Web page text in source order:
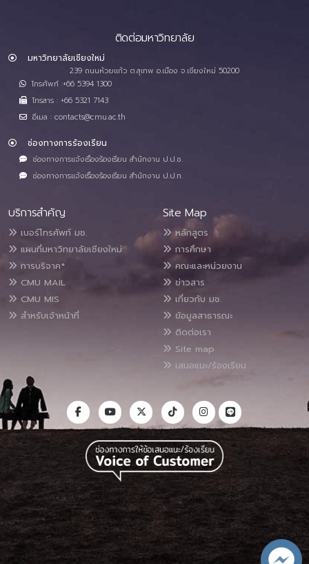
ติดต่อมหาวิทยาลัย
มหาวิทยาลัยเชียงใหม่
239 ถนนห้วยแก้ว ต.สุเทพ อ.เมือง จ.เชียงใหม่ 50200
โทรศัพท์ :+66 5394 1300
โทรสาร : +66 5321 7143
อีเมล : contacts@cmu.ac.th
ช่องทางการร้องเรียน
ช่องทางการแจ้งเรื่องร้องเรียน สำนักงาน ป.ป.ช.
ช่องทางการแจ้งเรื่องร้องเรียน สำนักงาน ป.ป.ท.
บริการสำคัญ
เบอร์โทรศัพท์ มช.
แผนที่มหาวิทยาลัยเชียงใหม่
การบริจาค*
CMU MAIL
CMU MIS
สำหรับเจ้าหน้าที่
Site Map
หลักสูตร
การศึกษา
คณะและหน่วยงาน
ข่าวสาร
เกี่ยวกับ มช.
ข้อมูลสาธารณะ
ติดต่อเรา
Site map
เสนอแนะ/ร้องเรียน